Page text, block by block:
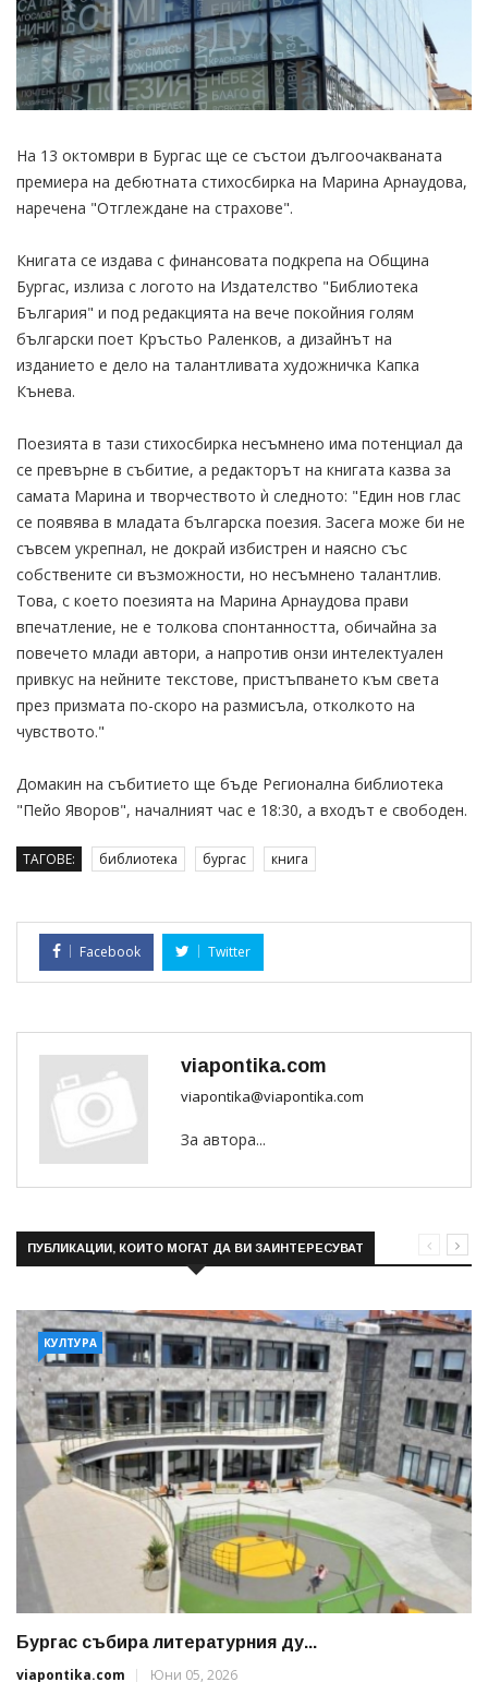
На 13 октомври в Бургас ще се състои дългоочакваната
премиера на дебютната стихосбирка на Марина Арнаудова,
наречена "Отглеждане на страхове".
Книгата се издава с финансовата подкрепа на Община
Бургас, излиза с логото на Издателство "Библиотека
България" и под редакцията на вече покойния голям
български поет Кръстьо Раленков, а дизайнът на
изданието е дело на талантливата художничка Капка
Кънева.
Поезията в тази стихосбирка несъмнено има потенциал да
се превърне в събитие, а редакторът на книгата казва за
самата Марина и творчеството ѝ следното: "Един нов глас
се появява в младата българска поезия. Засега може би не
съвсем укрепнал, не докрай избистрен и наясно със
собствените си възможности, но несъмнено талантлив.
Това, с което поезията на Марина Арнаудова прави
впечатление, не е толкова спонтанността, обичайна за
повечето млади автори, а напротив онзи интелектуален
привкус на нейните текстове, пристъпването към света
през призмата по-скоро на размисъла, отколкото на
чувството."
Домакин на събитието ще бъде Регионална библиотека
"Пейо Яворов", началният час е 18:30, а входът е свободен.
ТАГОВЕ: библиотека бургас книга
Facebook Twitter
viapontika.com
viapontika@viapontika.com
За автора...
ПУБЛИКАЦИИ, КОИТО МОГАТ ДА ВИ ЗАИНТЕРЕСУВАТ
КУЛТУРА
Бургас събира литературния ду...
viapontika.com
Юни 05, 2026